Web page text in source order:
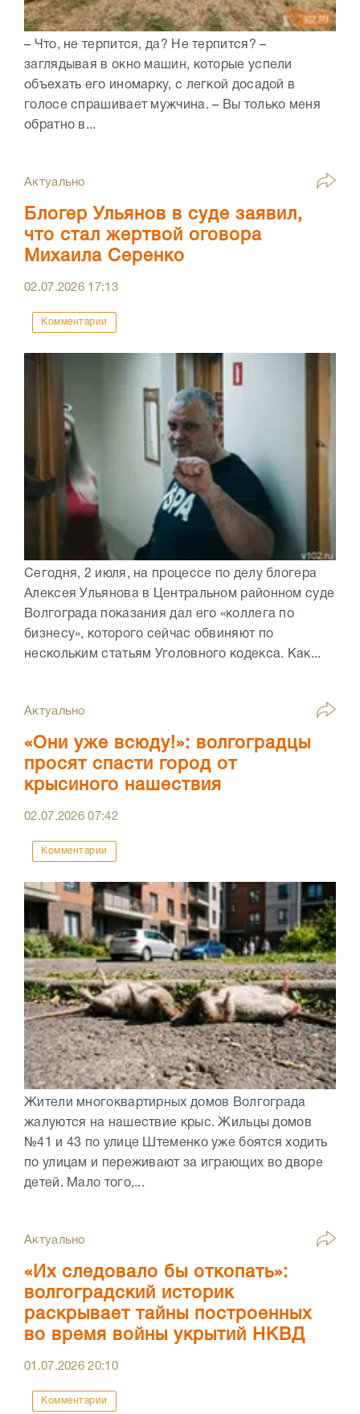
– Что, не терпится, да? Не терпится? –
заглядывая в окно машин, которые успели
объехать его иномарку, с легкой досадой в
голосе спрашивает мужчина. – Вы только меня
обратно в...
Актуально
Блогер Ульянов в суде заявил,
что стал жертвой оговора
Михаила Серенко
02.07.2026 17:13
Комментарии
Сегодня, 2 июля, на процессе по делу блогера
Алексея Ульянова в Центральном районном суде
Волгограда показания дал его «коллега по
бизнесу», которого сейчас обвиняют по
нескольким статьям Уголовного кодекса. Как...
Актуально
«Они уже всюду!»: волгоградцы
просят спасти город от
крысиного нашествия
02.07.202607:42
Комментарии
Жители многоквартирных домов Волгограда
жалуются на нашествие крыс. Жильцы домов
№41 и 43 по улице Штеменко уже боятся ходить
по улицам и переживают за играющих во дворе
детей. Мало того,...
Актуально
«Их следовало бы откопать»:
волгоградский историк
раскрывает тайны построенных
во время войны укрытий НКВД
01.07.202620:10
Комментарии